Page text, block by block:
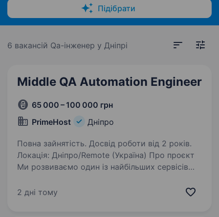
Підібрати
6 вакансій Qa-інженер у Дніпрі
Middle QA Automation Engineer
65 000 – 100 000 грн
PrimeHost
Дніпро
Повна зайнятість. Досвід роботи від 2 років.
Локація: Дніпро/Remote (Україна) Про проєкт
Ми розвиваємо один із найбільших сервісів
стабільну роботу сотень тисяч доменів
2 дні тому